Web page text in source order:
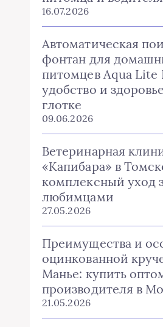
16.07.2026
Автоматическая
фонтан для
питомцев Aqua Lite
удобство и
глотке
09.06.2026
Ветеринарная
«Капибара» в
комплексный уход
любимцами
27.05.2026
Преимущества и
оцинкованной
Манье: купить
производителя в
21.05.2026